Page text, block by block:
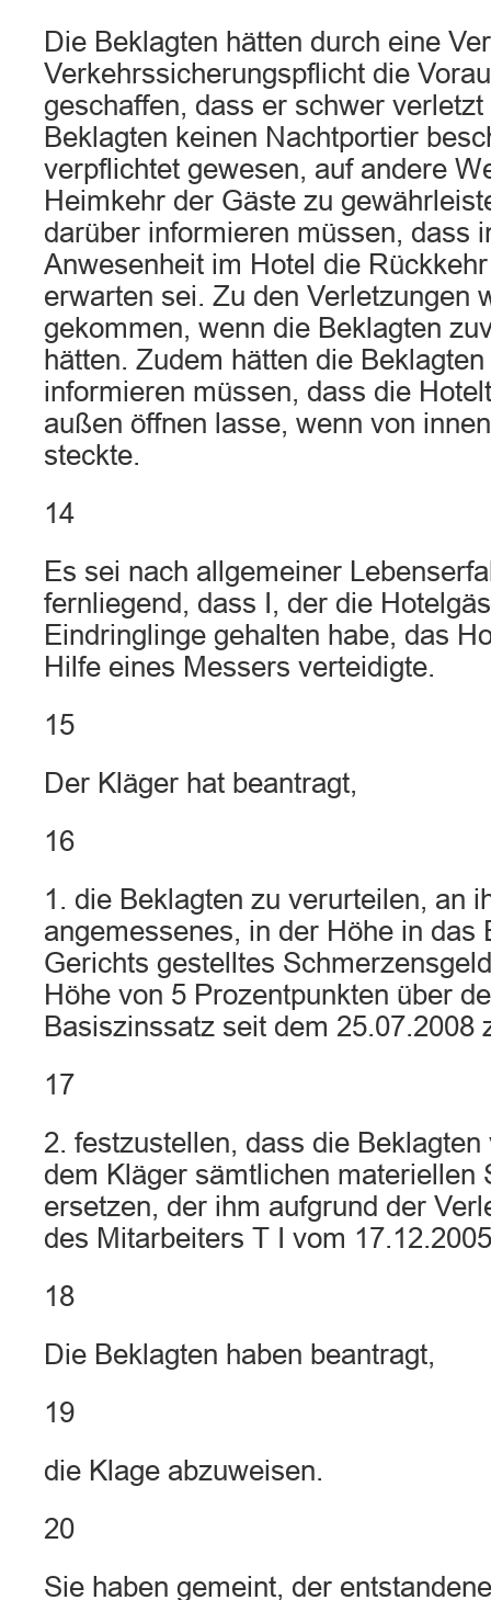
Die Beklagten hätten durch eine
Verkehrssicherungspflicht die
geschaffen, dass er schwer
Beklagten keinen Nachtportier
verpflichtet gewesen, auf andere
Heimkehr der Gäste zu
darüber informieren müssen, dass
Anwesenheit im Hotel die
erwarten sei. Zu den Verletzungen
gekommen, wenn die Beklagten
hätten. Zudem hätten die
informieren müssen, dass die
außen öffnen lasse, wenn von
steckte.
14
Es sei nach allgemeiner
fernliegend, dass I, der die
Eindringlinge gehalten habe, das
Hilfe eines Messers verteidigte.
15
Der Kläger hat beantragt,
16
1. die Beklagten zu verurteilen, an
angemessenes, in der Höhe in das
Gerichts gestelltes
Höhe von 5 Prozentpunkten über
Basiszinssatz seit dem 25.07.2008
17
2. festzustellen, dass die
dem Kläger sämtlichen materiellen
ersetzen, der ihm aufgrund der
des Mitarbeiters T I vom
18
Die Beklagten haben beantragt,
19
die Klage abzuweisen.
20
Sie haben gemeint, der